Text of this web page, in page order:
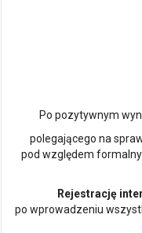
Po pozytywnym
polegającego na
pod względem
Rejestrację
po wprowadzeniu